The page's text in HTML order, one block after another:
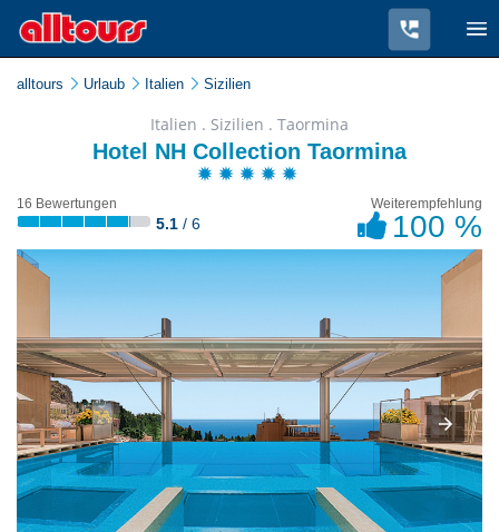
alltours Urlaub Italien Sizilien
Italien . Sizilien . Taormina
Hotel NH Collection Taormina
16 Bewertungen
5.1 / 6
Weiterempfehlung
100 %